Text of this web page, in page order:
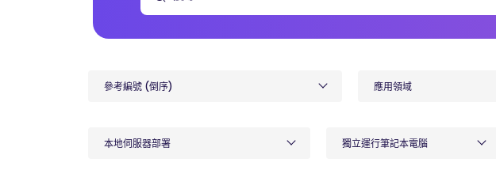
參考編號 (倒序) 應用領域
本地伺服器部署 獨立運行筆記本電腦